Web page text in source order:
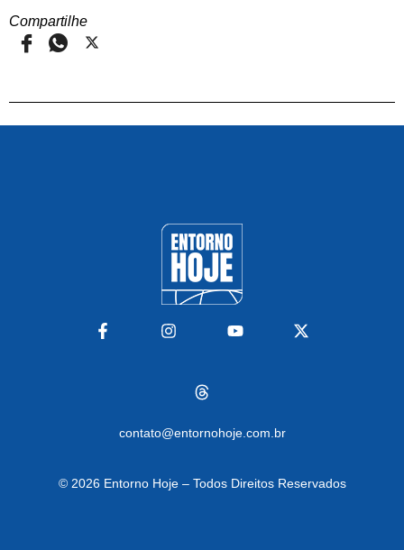
Compartilhe
contato@entornohoje.com.br
© 2026 Entorno Hoje – Todos Direitos Reservados